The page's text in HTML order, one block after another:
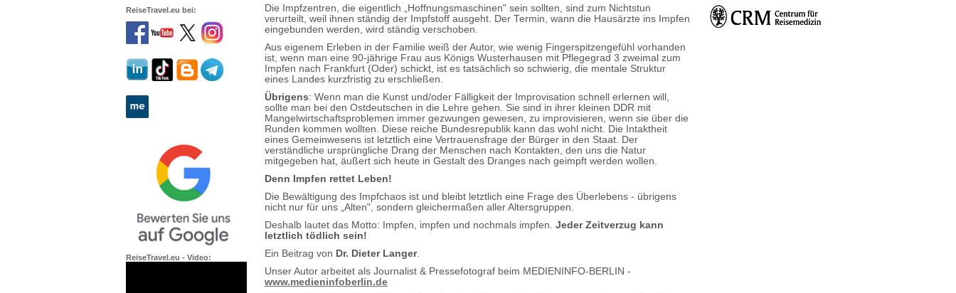
Die Impfzentren, die eigentlich „Hoffnungsmaschinen" sein sollten, sind zum Nichtstun
verurteilt, weil ihnen ständig der Impfstoff ausgeht. Der Termin, wann die Hausärzte ins Impfen
eingebunden werden, wird ständig verschoben.
Aus eigenem Erleben in der Familie weiß der Autor, wie wenig Fingerspitzengefühl vorhanden
ist, wenn man eine 90-jährige Frau aus Königs Wusterhausen mit Pflegegrad 3 zweimal zum
Impfen nach Frankfurt (Oder) schickt, ist es tatsächlich so schwierig, die mentale Struktur
eines Landes kurzfristig zu erschließen.
Übrigens: Wenn man die Kunst und/oder Fälligkeit der Improvisation schnell erlernen will,
sollte man bei den Ostdeutschen in die Lehre gehen. Sie sind in ihrer kleinen DDR mit
Mangelwirtschaftsproblemen immer gezwungen gewesen, zu improvisieren, wenn sie über die
Runden kommen wollten. Diese reiche Bundesrepublik kann das wohl nicht. Die Intaktheit
eines Gemeinwesens ist letztlich eine Vertrauensfrage der Bürger in den Staat. Der
verständliche ursprüngliche Drang der Menschen nach Kontakten, den uns die Natur
mitgegeben hat, äußert sich heute in Gestalt des Dranges nach geimpft werden wollen.
Denn Impfen rettet Leben!
Die Bewältigung des Impfchaos ist und bleibt letztlich eine Frage des Überlebens - übrigens
nicht nur für uns „Alten", sondern gleichermaßen aller Altersgruppen.
Deshalb lautet das Motto: Impfen, impfen und nochmals impfen. Jeder Zeitverzug kann
letztlich tödlich sein!
Ein Beitrag von Dr. Dieter Langer.
Unser Autor arbeitet als Journalist & Pressefotograf beim MEDIENINFO-BERLIN -
www.medieninfoberlin.de
ReiseTravel.eu bei:
ReiseTravel.eu - Video: